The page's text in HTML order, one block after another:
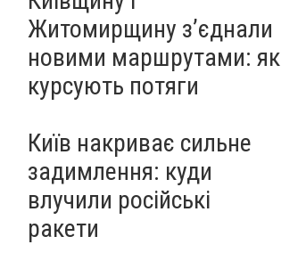
Житомирщину з’єднали
новими маршрутами: як
курсують потяги
Київ накриває сильне
задимлення: куди
влучили російські
ракети